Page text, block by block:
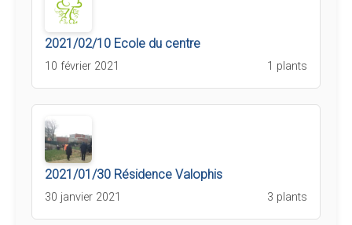
2021/02/10 Ecole du centre
10 février 2021 1 plants
2021/01/30 Résidence Valophis
30 janvier 2021 3 plants